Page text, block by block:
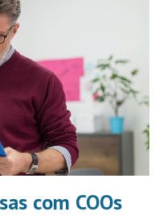
com COOs